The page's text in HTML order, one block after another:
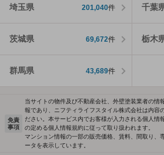
埼玉県 201,040件 千葉
茨城県 69,672件 栃木
群馬県 43,689件
免責
事項
当サイトの物件及び不動産会社、外壁塗装業者の情
報であり、ニフティライフスタイル株式会社は内容
ださい。本サービス内でお客様が入力される個人情
の定める個人情報規約に従って取り扱われます。
マンション情報の一部の販売価格、賃料、間取り、
ータを表示しています。